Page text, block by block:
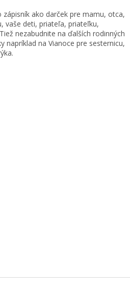
k
y
v
ý
p
zápisník ako darček pre mamu, otca,
vaše deti, priateľa, priateľku,
nezabudnite na ďalších rodinných
napríklad na Vianoce pre sesternicu,